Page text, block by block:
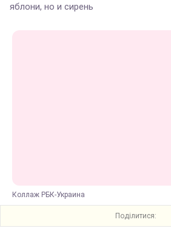
яблони, но и сирень
Коллаж РБК-Украина
Поділитися: